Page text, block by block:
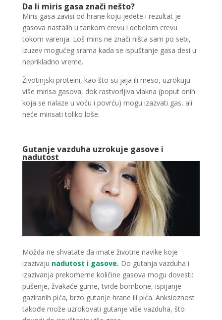
Da li miris gasa znači nešto?
Miris gasa zavisi od hrane koju jedete i rezultat je
gasova nastalih u tankom crevu i debelom crevu
tokom varenja. Loš miris ne znači ništa sam po sebi,
izuzev mogućeg srama kada se ispuštanje gasa desi u
neprikladno vreme.
Životinjski proteini, kao što su jaja ili meso, uzrokuju
više mirisa gasova, dok rastvorljiva vlakna (poput onih
koja se nalaze u voću i povrću) mogu izazvati gas, ali
neće mirisati toliko loše.
Gutanje vazduha uzrokuje gasove i
nadutost
Možda ne shvatate da imate životne navike koje
izazivaju nadutost i gasove. Do gutanja vazduha i
izazivanja prekomerne količine gasova mogu dovesti:
pušenje, žvakaće gume, tvrde bombone, ispijanje
gaziranih pića, brzo gutanje hrane ili pića. Anksioznost
takođe može uzrokovati gutanje više vazduha, što